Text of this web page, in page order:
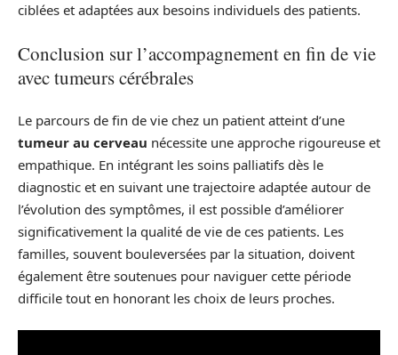
ciblées et adaptées aux besoins individuels des patients.
Conclusion sur l’accompagnement en fin de vie
avec tumeurs cérébrales
Le parcours de fin de vie chez un patient atteint d’une
tumeur au cerveau nécessite une approche rigoureuse et
empathique. En intégrant les soins palliatifs dès le
diagnostic et en suivant une trajectoire adaptée autour de
l’évolution des symptômes, il est possible d’améliorer
significativement la qualité de vie de ces patients. Les
familles, souvent bouleversées par la situation, doivent
également être soutenues pour naviguer cette période
difficile tout en honorant les choix de leurs proches.